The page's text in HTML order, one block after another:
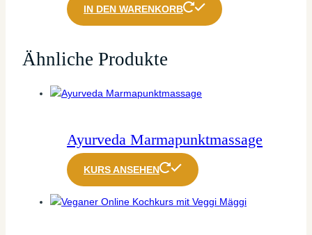
IN DEN WARENKORB
Ähnliche Produkte
Ayurveda Marmapunktmassage
KURS ANSEHEN